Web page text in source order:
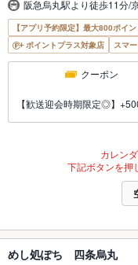
阪急烏丸駅より徒歩11分/
【アプリ予約限定】最大800ポイ
ポイントプラス対象店
スマ
クーポン
【歓送迎会時期限定◎】
カレン
下記ボタンを押
めし処ぽち 四条烏丸